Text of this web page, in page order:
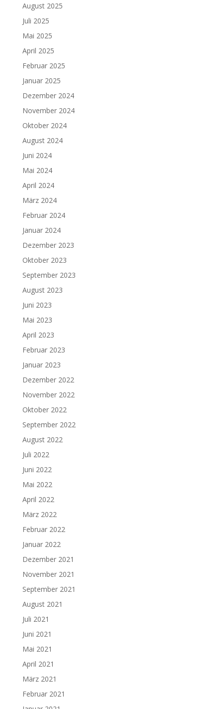
August 2025
Juli 2025
Mai 2025
April 2025
Februar 2025
Januar 2025
Dezember 2024
November 2024
Oktober 2024
August 2024
Juni 2024
Mai 2024
April 2024
März 2024
Februar 2024
Januar 2024
Dezember 2023
Oktober 2023
September 2023
August 2023
Juni 2023
Mai 2023
April 2023
Februar 2023
Januar 2023
Dezember 2022
November 2022
Oktober 2022
September 2022
August 2022
Juli 2022
Juni 2022
Mai 2022
April 2022
März 2022
Februar 2022
Januar 2022
Dezember 2021
November 2021
September 2021
August 2021
Juli 2021
Juni 2021
Mai 2021
April 2021
März 2021
Februar 2021